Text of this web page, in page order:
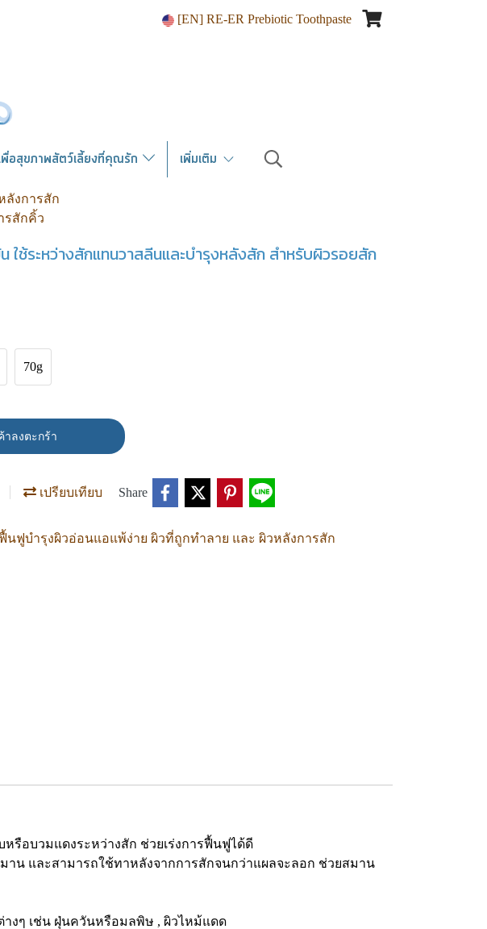
[EN] RE-ER Prebiotic Toothpaste
อสุขภาพสัตว์เลี้ยงที่คุณรัก เพิ่มเติม
ลังการสัก
รสักคิ้ว
ใช้ระหว่างสักแทนวาสลีนและบำรุงหลังสัก สำหรับผิวรอยสัก
70g
าลงตะกร้า
เปรียบเทียบ Share
นฟูบำรุงผิวอ่อนแอแพ้ง่าย ผิวที่ถูกทำลาย และ ผิวหลังการสัก
รือบวมแดงระหว่างสัก ช่วยเร่งการฟื้นฟูได้ดี
น และสามารถใช้ทาหลังจากการสักจนกว่าแผลจะลอก ช่วยสมาน
างๆ เช่น ฝุ่นควันหรือมลพิษ , ผิวไหม้แดด